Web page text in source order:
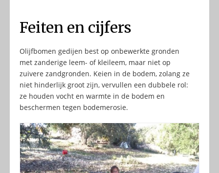
Feiten en cijfers
Olijfbomen gedijen best op onbewerkte gronden
met zanderige leem- of kleileem, maar niet op
zuivere zandgronden. Keien in de bodem, zolang ze
niet hinderlijk groot zijn, vervullen een dubbele rol:
ze houden vocht en warmte in de bodem en
beschermen tegen bodemerosie.